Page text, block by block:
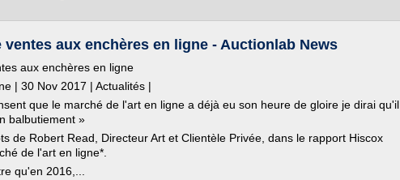
ventes aux enchères en ligne - Auctionlab News
aux enchères en ligne
| 30 Nov 2017 | Actualités |
que le marché de l'art en ligne a déjà eu son heure de gloire je dirai qu'il
balbutiement »
de Robert Read, Directeur Art et Clientèle Privée, dans le rapport Hiscox
de l'art en ligne*.
qu'en 2016,...